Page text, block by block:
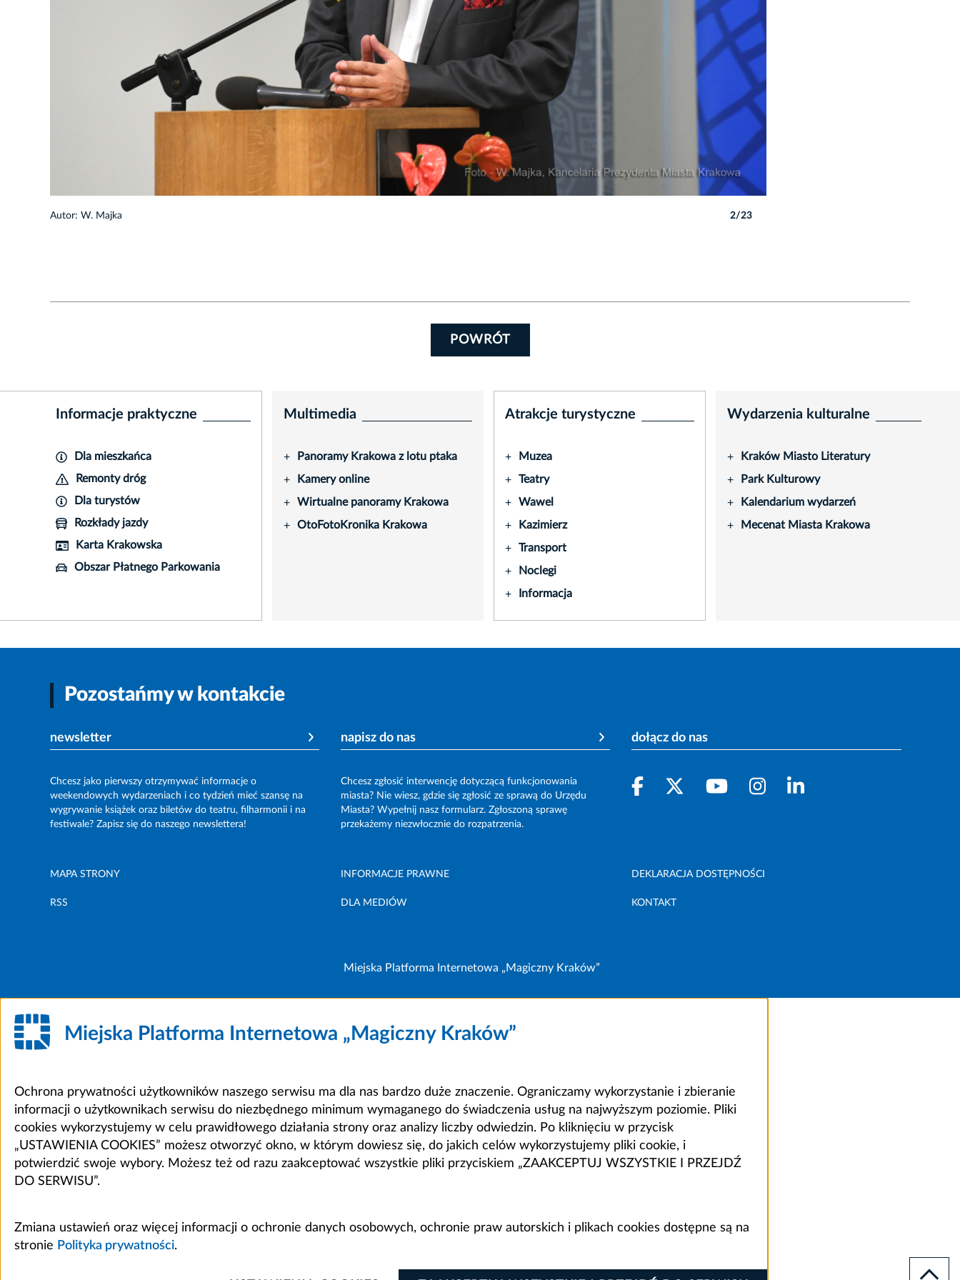
Autor: W. Majka 2/23
POWRÓT
Informacje praktyczne
Dla mieszkańca
Remonty dróg
Dla turystów
Rozkłady jazdy
Karta Krakowska
Obszar Płatnego Parkowania
Multimedia
+ Panoramy Krakowa z lotu ptaka
+ Kamery online
+ Wirtualne panoramy Krakowa
+ OtoFotoKronika Krakowa
Atrakcje turystyczne
+ Muzea
+ Teatry
+ Wawel
+ Kazimierz
+ Transport
+ Noclegi
+ Informacja
Wydarzenia kulturalne
+ Kraków Miasto Literatury
+ Park Kulturowy
+ Kalendarium wydarzeń
+ Mecenat Miasta Krakowa
Pozostańmy w kontakcie
newsletter
Chcesz jako pierwszy otrzymywać informacje o
weekendowych wydarzeniach i co tydzień mieć szansę na
wygrywanie książek oraz biletów do teatru, filharmonii i na
festiwale? Zapisz się do naszego newslettera!
napisz do nas
Chcesz zgłosić interwencję dotyczącą funkcjonowania
miasta? Nie wiesz, gdzie się zgłosić ze sprawą do Urzędu
Miasta? Wypełnij nasz formularz. Zgłoszoną sprawę
przekażemy niezwłocznie do rozpatrzenia.
dołącz do nas
MAPA STRONY INFORMACJE PRAWNE DEKLARACJA DOSTĘPNOŚCI
RSS DLA MEDIÓW KONTAKT
Miejska Platforma Internetowa „Magiczny Kraków”
Miejska Platforma Internetowa „Magiczny Kraków”
Ochrona prywatności użytkowników naszego serwisu ma dla nas bardzo duże znaczenie. Ograniczamy wykorzystanie i zbieranie
informacji o użytkownikach serwisu do niezbędnego minimum wymaganego do świadczenia usług na najwyższym poziomie. Pliki
cookies wykorzystujemy w celu prawidłowego działania strony oraz analizy liczby odwiedzin. Po kliknięciu w przycisk
„USTAWIENIA COOKIES” możesz otworzyć okno, w którym dowiesz się, do jakich celów wykorzystujemy pliki cookie, i
potwierdzić swoje wybory. Możesz też od razu zaakceptować wszystkie pliki przyciskiem „ZAAKCEPTUJ WSZYSTKIE I PRZEJDŹ
DO SERWISU”.
Zmiana ustawień oraz więcej informacji o ochronie danych osobowych, ochronie praw autorskich i plikach cookies dostępne są na
stronie Polityka prywatności.